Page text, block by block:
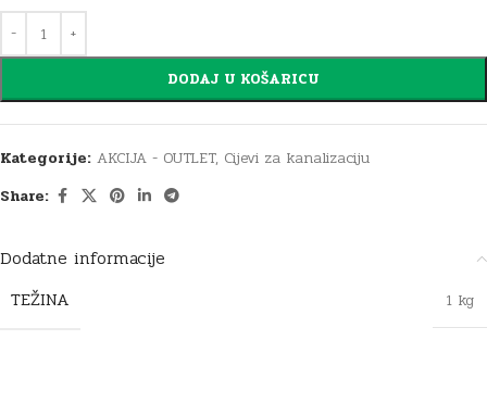
DODAJ U KOŠARICU
Kategorije: AKCIJA - OUTLET, Cijevi za kanalizaciju
Share:
Dodatne informacije
TEŽINA
1 kg